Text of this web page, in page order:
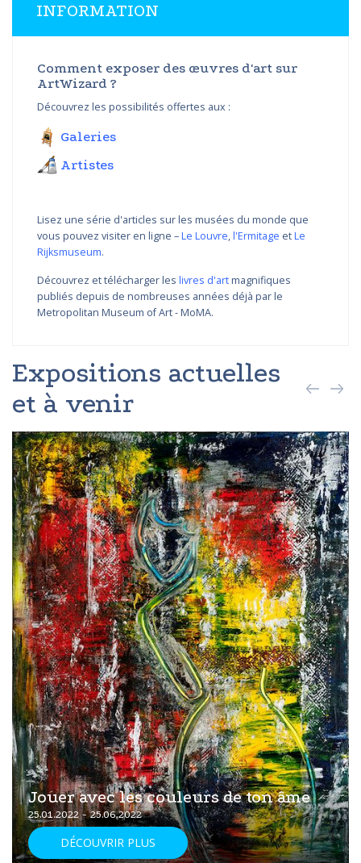
INFORMATION
Comment exposer des œuvres d'art sur
ArtWizard ?
Découvrez les possibilités offertes aux :
Galeries
Artistes
Lisez une série d'articles sur les musées du monde que
vous pouvez visiter en ligne –Le Louvre,l'Ermitage etLe
Rijksmuseum.
Découvrez et télécharger les livres d'artmagnifiques
publiés depuis de nombreuses années déjà par le
Metropolitan Museum of Art - MoMA.
Expositions actuelles
et à venir
Jouer avec les couleurs de ton âme
25.01.2022 - 25.06.2022
DÉCOUVRIR PLUS